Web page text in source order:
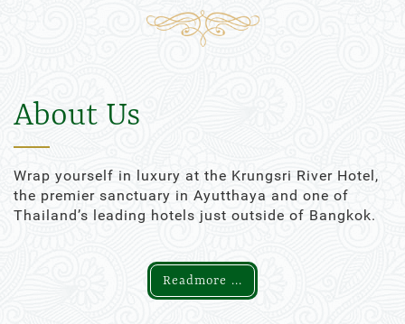
About Us
Wrap yourself in luxury at the Krungsri River Hotel,
the premier sanctuary in Ayutthaya and one of
Thailand’s leading hotels just outside of Bangkok.
Readmore ...